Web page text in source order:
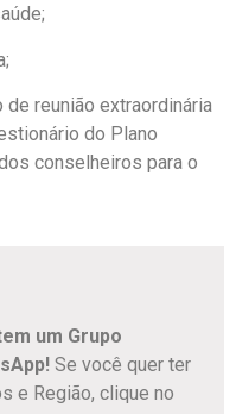
de reunião extraordinária
do Plano
conselheiros para o
um Grupo
Se você quer ter
e Região, clique no